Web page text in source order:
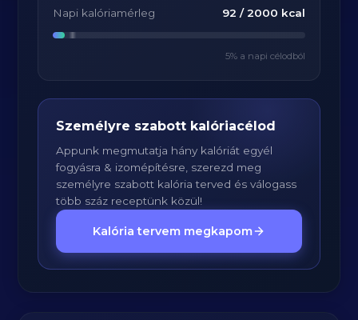
Napi kalóriamérleg 92 / 2000 kcal
5% a napi célodból
Személyre szabott kalóriacélod
Appunk megmutatja hány kalóriát egyél
fogyásra & izomépítésre, szerezd meg
személyre szabott kalória terved és válogass
több száz receptünk közül!
Kalória tervem megkapom